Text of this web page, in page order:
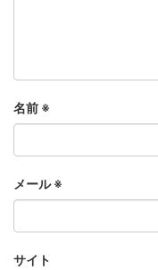
名前 ※
メール※
サイト